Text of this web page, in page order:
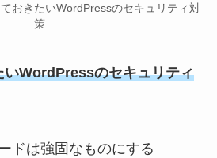
ておきたいWordPressのセキュリティ対
策
いWordPressのセキュリティ
ドは強固なものにする